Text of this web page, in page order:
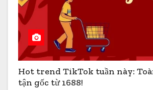
Hot trend TikTok tuần này:
tận gốc từ 1688!